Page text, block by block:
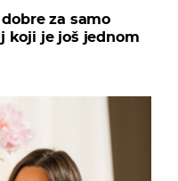
za samo
koji je još jednom